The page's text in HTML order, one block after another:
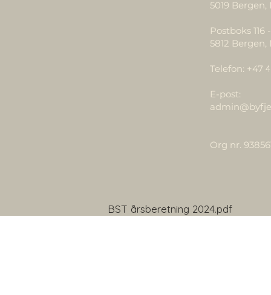
5019 Bergen,
Postboks
5812 Bergen,
Telefon: +47
E-post:
Org nr.
BST årsberetning 2024.pdf